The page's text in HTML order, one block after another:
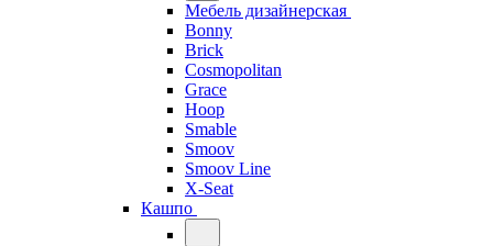
Мебель дизайнерская
Bonny
Brick
Cosmopolitan
Grace
Hoop
Smable
Smoov
Smoov Line
X-Seat
Кашпо